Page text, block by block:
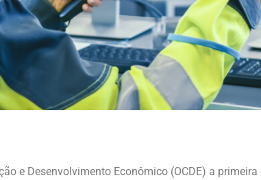
e Desenvolvimento Econômico (OCDE) a